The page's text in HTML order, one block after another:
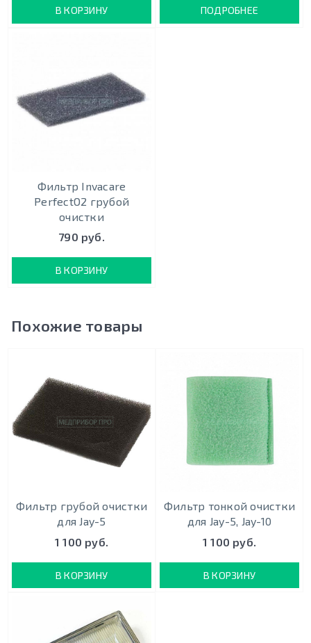
В КОРЗИНУ ПОДРОБНЕЕ
Фильтр Invacare
PerfectO2 грубой
очистки
790 руб.
В КОРЗИНУ
Похожие товары
Фильтр грубой очистки
для Jay-5
1 100 руб.
В КОРЗИНУ
Фильтр тонкой очистки
для Jay-5, Jay-10
1 100 руб.
В КОРЗИНУ